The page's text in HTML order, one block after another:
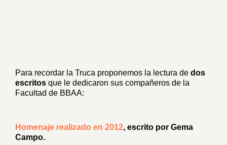
Para recordar la Truca proponemos la lectura de dos
escritos que le dedicaron sus compañeros de la
Facultad de BBAA:
Homenaje realizado en 2012, escrito por Gema
Campo.